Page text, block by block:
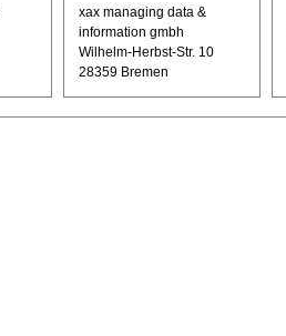
xax managing data &
information gmbh
Wilhelm-Herbst-Str. 10
28359 Bremen